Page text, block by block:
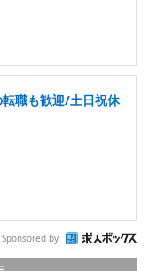
職も歓迎/土日祝休
Sponsored by